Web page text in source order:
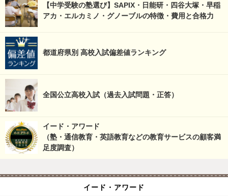
【中学受験の塾選び】SAPIX・日能研・四谷大塚・早稲
アカ・エルカミノ・グノーブルの特徴・費用と合格力
都道府県別 高校入試偏差値ランキング
全国公立高校入試（過去入試問題・正答）
イード・アワード
（塾・通信教育・英語教育などの教育サービスの顧客満
足度調査）
イード・アワード